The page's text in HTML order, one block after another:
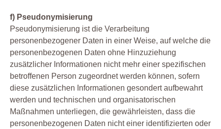
f) Pseudonymisierung
Pseudonymisierung ist die Verarbeitung
personenbezogener Daten in einer Weise, auf welche die
personenbezogenen Daten ohne Hinzuziehung
zusätzlicher Informationen nicht mehr einer spezifischen
betroffenen Person zugeordnet werden können, sofern
diese zusätzlichen Informationen gesondert aufbewahrt
werden und technischen und organisatorischen
Maßnahmen unterliegen, die gewährleisten, dass die
personenbezogenen Daten nicht einer identifizierten oder